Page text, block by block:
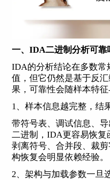
一、IDA二进制分析可靠
IDA的分析结论在多数常
值，但它仍然是基于反
果，可靠性会随样本特征
1、样本信息越完整，结
带符号表、调试信息、
二进制，IDA更容易恢复
剥离符号、合并段、裁
构恢复会明显依赖经验。
2、架构与加载参数一旦